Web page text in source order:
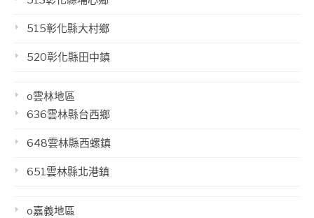
515彰化縣大村鄉
520彰化縣田中鎮
o雲林地區
636雲林縣台西鄉
648雲林縣西螺鎮
651雲林縣北港鎮
o嘉義地區